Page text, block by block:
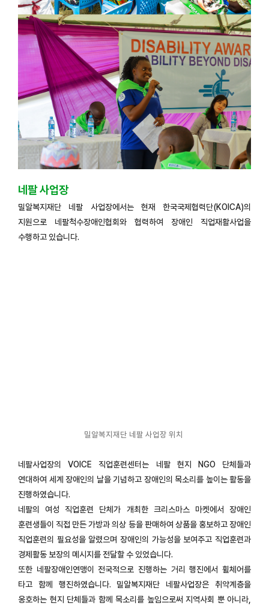
네팔 사업장
밀알복지재단 네팔 사업장에서는 현재 한국국제협력단(KOICA)의
지원으로 네팔척수장애인협회와 협력하여 장애인 직업재활사업을
수행하고 있습니다.
밀알복지재단 네팔 사업장 위치
네팔사업장의 VOICE 직업훈련센터는 네팔 현지 NGO 단체들과
연대하여 세계 장애인의 날을 기념하고 장애인의 목소리를 높이는 활동을
진행하였습니다.
네팔의 여성 직업훈련 단체가 개최한 크리스마스 마켓에서 장애인
훈련생들이 직접 만든 가방과 의상 등을 판매하여 상품을 홍보하고 장애인
직업훈련의 필요성을 알렸으며 장애인의 가능성을 보여주고 직업훈련과
경제활동 보장의 메시지를 전달할 수 있었습니다.
또한 네팔장애인연맹이 전국적으로 진행하는 거리 행진에서 휠체어를
타고 함께 행진하였습니다. 밀알복지재단 네팔사업장은 취약계층을
옹호하는 현지 단체들과 함께 목소리를 높임으로써 지역사회 뿐 아니라,